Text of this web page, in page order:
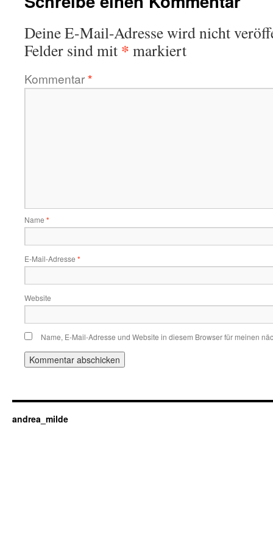
Deine E-Mail-Adresse wird nicht
Felder sind mit * markiert
Kommentar*
Name *
E-Mail-Adresse *
Website
Name, E-Mail-Adresse und Website in diesem Browser für meinen
andrea_milde